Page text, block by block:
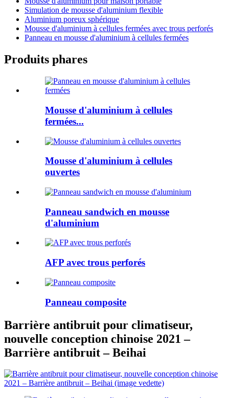
Simulation de mousse d'aluminium flexible
Aluminium poreux sphérique
Mousse d'aluminium à cellules fermées avec trous perforés
Panneau en mousse d'aluminium à cellules fermées
Produits phares
Mousse d'aluminium à cellules
fermées...
Mousse d'aluminium à cellules
ouvertes
Panneau sandwich en mousse
d'aluminium
AFP avec trous perforés
Panneau composite
Barrière antibruit pour climatiseur,
nouvelle conception chinoise 2021 –
Barrière antibruit – Beihai